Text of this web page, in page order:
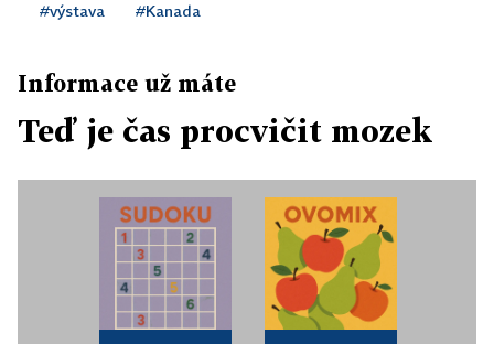
#výstava #Kanada
Informace už máte
Teď je čas procvičit mozek